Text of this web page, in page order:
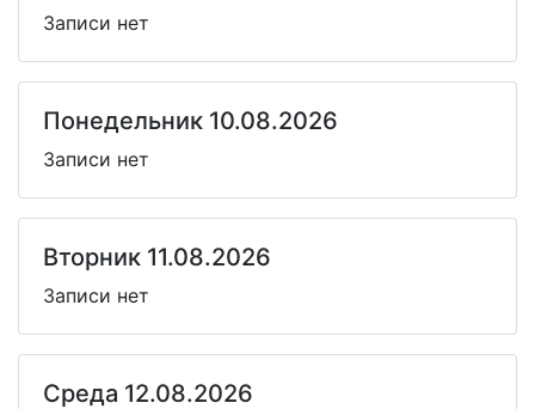
Записи нет
Понедельник 10.08.2026
Записи нет
Вторник 11.08.2026
Записи нет
Среда 12.08.2026